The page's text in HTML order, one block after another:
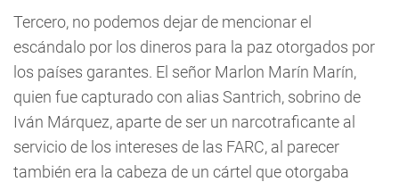
Tercero, no podemos dejar de mencionar el
escándalo por los dineros para la paz otorgados por
los países garantes. El señor Marlon Marín Marín,
quien fue capturado con alias Santrich, sobrino de
Iván Márquez, aparte de ser un narcotraficante al
servicio de los intereses de las FARC, al parecer
también era la cabeza de un cártel que otorgaba